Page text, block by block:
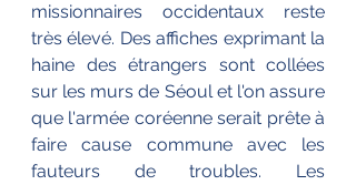
missionnaires occidentaux reste
très élevé. Des affiches exprimant la
haine des étrangers sont collées
sur les murs de Séoul et l'on assure
que l'armée coréenne serait prête à
faire cause commune avec les
fauteurs de troubles. Les